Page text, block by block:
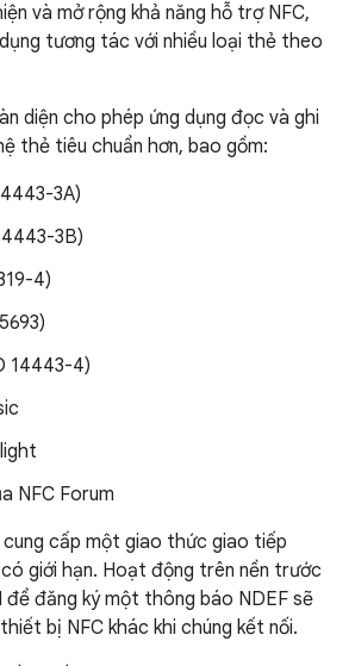
và mở rộng khả năng hỗ trợ NFC,
tương tác với nhiều loại thẻ theo
diện cho phép ứng dụng đọc và ghi
thẻ tiêu chuẩn hơn, bao gồm:
3A)
3B)
4)
14443-4)
NFC Forum
cung cấp một giao thức giao tiếp
giới hạn. Hoạt động trên nền trước
để đăng ký một thông báo NDEF sẽ
bị NFC khác khi chúng kết nối.